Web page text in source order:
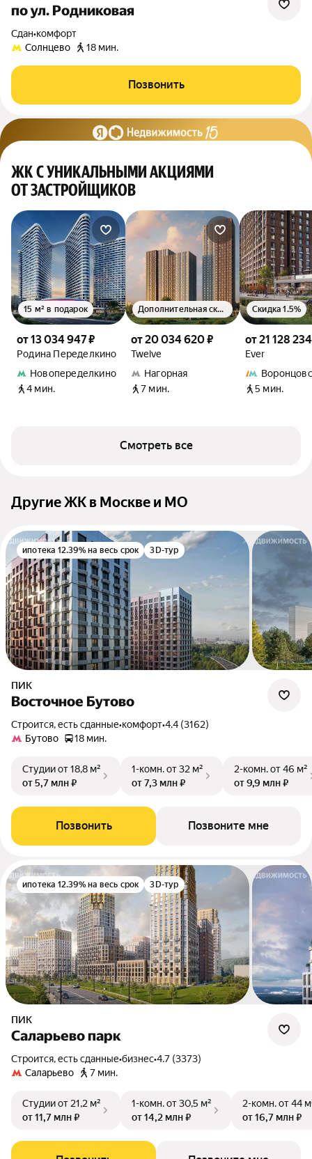
по ул. Родниковая
Сдан•комфорт
Солнцево
18 мин.
Позвонить
ЖК С УНИКАЛЬНЫМИ АКЦИЯМИ
ОТ ЗАСТРОЙЩИКОВ
от 13 034 947 ₽
Родина Переделкино
Новопеределкино
4 мин.
15 м² в подарок
от 20 034 620 ₽
Twelve
Нагорная
7 мин.
Дополнительная скидка 1.5%
от 21 128
Ever
5 мин.
Скидка 1.5%
Смотреть все
Другие ЖК в Москве и МО
ипотека 12.39% на весь срок 3D-тур
ПИК
Восточное Бутово
Строится, есть сданные•комфорт•4.4 (3162)
Бутово
18 мин.
Студииот 18,8 м²
от 5,7 млн ₽
1-комн.от 32 м²
от 7,3 млн ₽
2-комн.от 46 м²
от 9,9 млн ₽
Позвонить Позвоните мне
ипотека 12.39% на весь срок 3D-тур
ПИК
Саларьево парк
Строится, есть сданные•бизнес•4.7 (3373)
Саларьево
7 мин.
Студииот 21,2 м²
от 11,7 млн ₽
1-комн.от 30,5 м²
от 14,2 млн ₽
2-комн.от 44
от 16,7 млн ₽